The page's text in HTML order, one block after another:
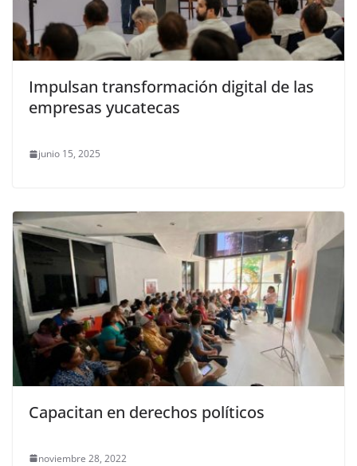
Impulsan transformación digital de las
empresas yucatecas
junio 15, 2025
Capacitan en derechos políticos
noviembre 28, 2022